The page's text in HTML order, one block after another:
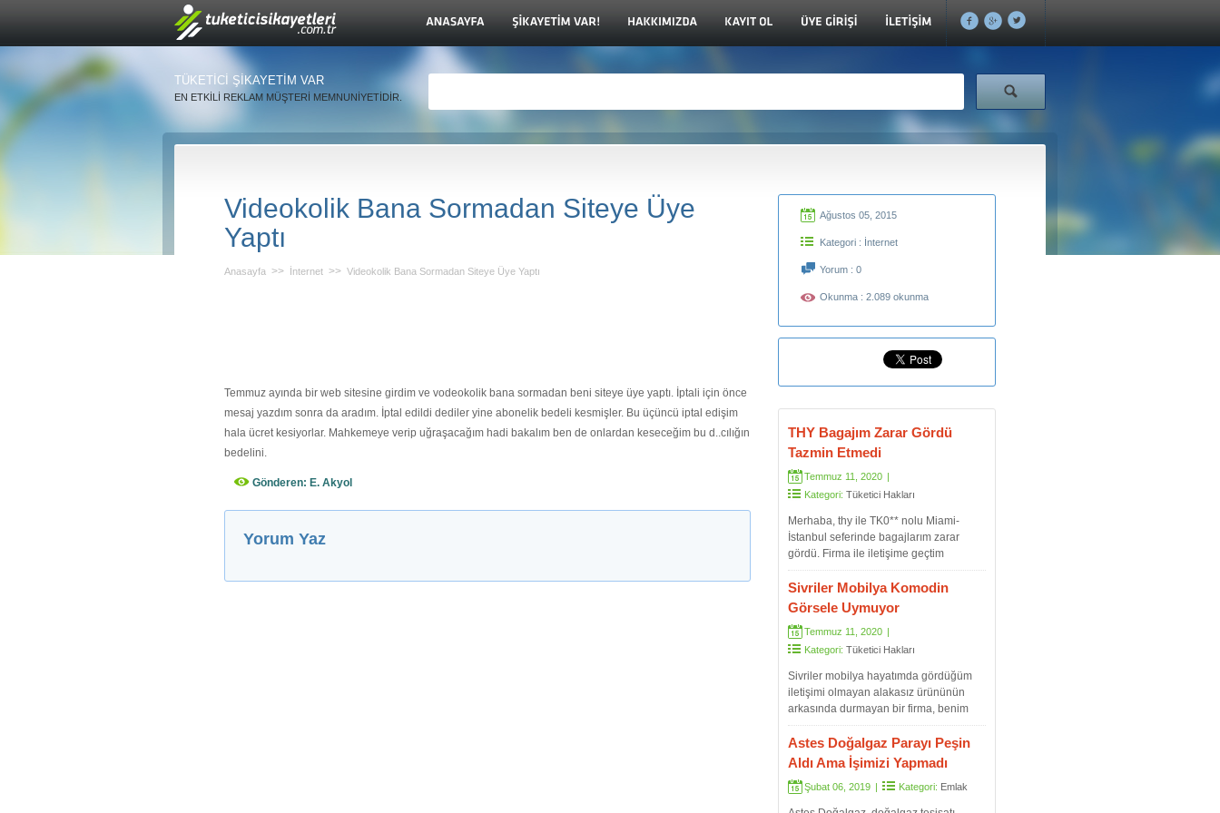
TÜKETİCİ ŞİKAYETİM VAR
EN ETKİLİ REKLAM MÜŞTERİ MEMNUNİYETİDİR.
Videokolik Bana Sormadan Siteye Üye
Yaptı
Anasayfa >> İnternet >> Videokolik Bana Sormadan Siteye Üye Yaptı
Temmuz ayında bir web sitesine girdim ve vodeokolik bana sormadan beni siteye üye yaptı. İptali için önce
mesaj yazdım sonra da aradım. İptal edildi dediler yine abonelik bedeli kesmişler. Bu üçüncü iptal edişim
hala ücret kesiyorlar. Mahkemeye verip uğraşacağım hadi bakalım ben de onlardan keseceğim bu d..cılığın
bedelini.
Gönderen: E. Akyol
Yorum Yaz
Ağustos 05, 2015
Kategori : İnternet
Yorum : 0
Okunma : 2.089 okunma
THY Bagajım Zarar Gördü
Tazmin Etmedi
Temmuz 11, 2020 |
Kategori: Tüketici Hakları
Merhaba, thy ile TK0** nolu Miami-
İstanbul seferinde bagajlarım zarar
gördü. Firma ile iletişime geçtim
resimleri incelediler 200 tl ödeyelim aksi
halde mahkemeye verin tüm zararınızı o
şekilde almayı çalışın dediler. Ödemeyi
kabul ettikleri tutar va..
Sivriler Mobilya Komodin
Görsele Uymuyor
Temmuz 11, 2020 |
Kategori: Tüketici Hakları
Sivriler mobilya hayatımda gördüğüm
iletişimi olmayan alakasız ürününün
arkasında durmayan bir firma, benim
beklentim o kadar yüksekti ki görseller
vs hayal kırıklığına uğradım. Bunu da
belirttim ama en ufak bir alaka ilgi
olmadı. İki komodine 1500 t..
Astes Doğalgaz Parayı Peşin
Aldı Ama İşimizi Yapmadı
Şubat 06, 2019 | Kategori: Emlak